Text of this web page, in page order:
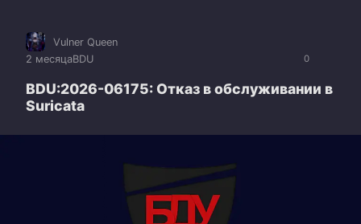
0
Vulner Queen
2 месяцаBDU
BDU:2026-06175: Отказ в обслуживании в
Suricata